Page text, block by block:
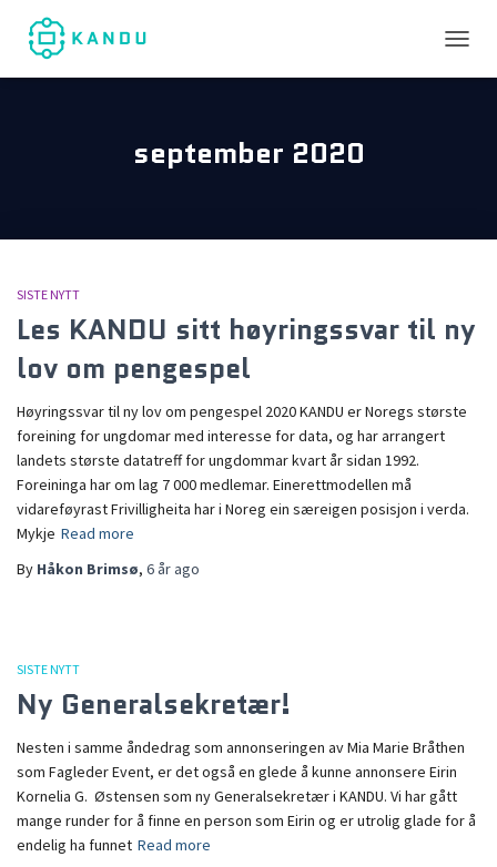
september 2020
SISTE NYTT
Les KANDU sitt høyringssvar til ny
lov om pengespel
Høyringssvar til ny lov om pengespel 2020 KANDU er Noregs største
foreining for ungdomar med interesse for data, og har arrangert
landets største datatreff for ungdommar kvart år sidan 1992.
Foreininga har om lag 7 000 medlemar. Einerettmodellen må
vidareføyrast Frivilligheita har i Noreg ein særeigen posisjon i verda.
Mykje Read more
By Håkon Brimsø, 6 år ago
SISTE NYTT
Ny Generalsekretær!
Nesten i samme åndedrag som annonseringen av Mia Marie Bråthen
som Fagleder Event, er det også en glede å kunne annonsere Eirin
Kornelia G. Østensen som ny Generalsekretær i KANDU. Vi har gått
mange runder for å finne en person som Eirin og er utrolig glade for å
endelig ha funnet Read more